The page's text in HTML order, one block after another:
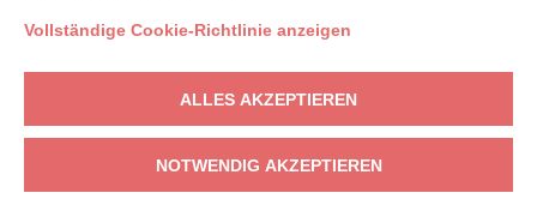
USt-IdNr.: 08839180968 -PMI Innovativa
Datenschutz-Bedingungen-Cookies-Whistleblowing
Vollständige Cookie-Richtlinie anzeigen
ALLES AKZEPTIEREN
NOTWENDIG AKZEPTIEREN